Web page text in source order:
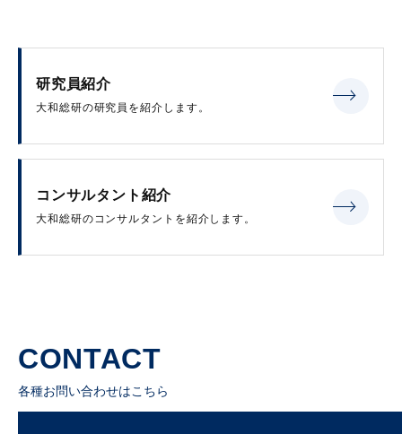
研究員紹介
大和総研の研究員を紹介します。
コンサルタント紹介
大和総研のコンサルタントを紹介します。
CONTACT
各種お問い合わせはこちら